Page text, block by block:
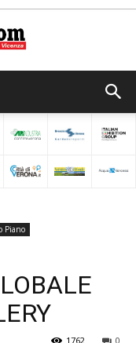
Piano
0
1762